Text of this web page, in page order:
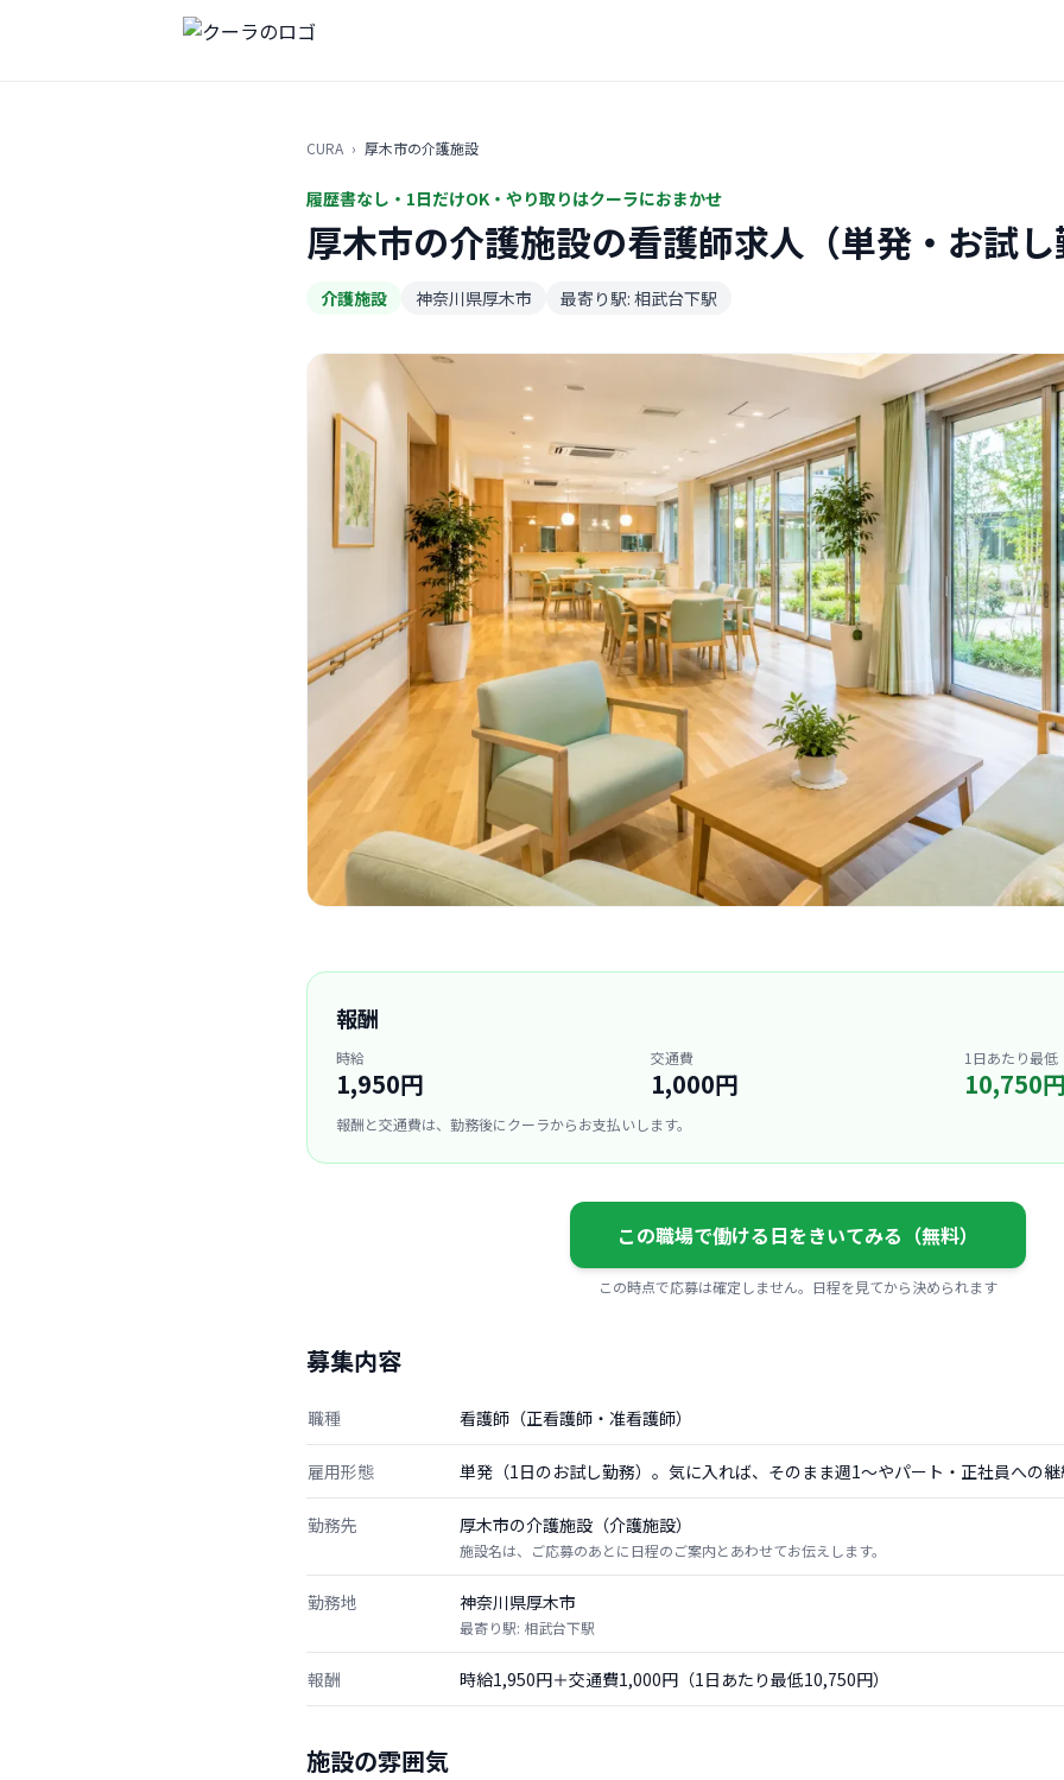
CURA › 厚木市の介護施設
履歴書なし・1日だけOK・やり取りはクーラにおまかせ
厚木市の介護施設の看護師求人（単発・お試
介護施設 神奈川県厚木市 最寄り駅: 相武台下駅
報酬
時給
1,950円
交通費
1,000円
1日あたり最低
10,750
報酬と交通費は、勤務後にクーラからお支払いします。
この職場で働ける日をきいてみる（無料）
この時点で応募は確定しません。日程を見てから決められます
募集内容
職種 看護師（正看護師・准看護師）
雇用形態 単発（1日のお試し勤務）。気に入れば、そのまま週1〜やパート・正社員への
勤務先 厚木市の介護施設（介護施設）
施設名は、ご応募のあとに日程のご案内とあわせてお伝えします。
勤務地 神奈川県厚木市
最寄り駅: 相武台下駅
報酬 時給1,950円＋交通費1,000円（1日あたり最低10,750円）
施設の雰囲気